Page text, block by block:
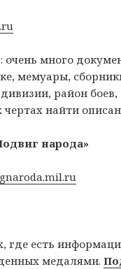
много
мемуары,
район
найти
народа»
где есть
медалями.